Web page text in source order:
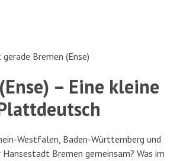
– Eine kleine
Westfalen, Baden-Württemberg und
Bremen gemeinsam? Was im